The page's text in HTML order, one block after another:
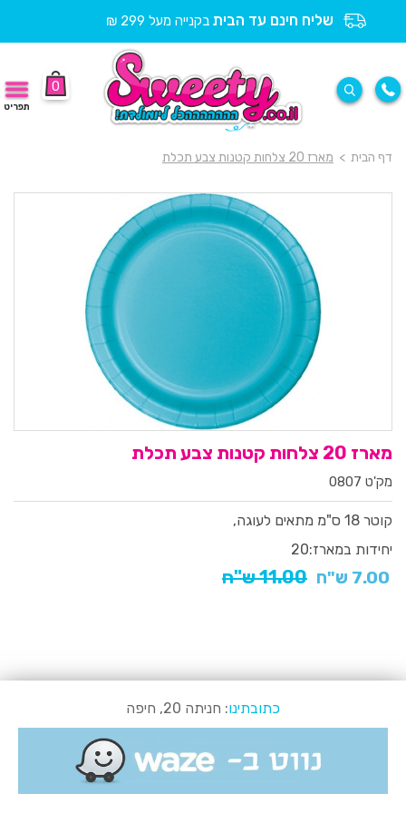
שליח חינם עד הבית בקנייה מעל 299 ₪
0
תפריט
דף הבית > מארז 20 צלחות קטנות צבע תכלת
מארז 20 צלחות קטנות צבע תכלת
מק'ט 0807
קוטר 18 ס"מ
מתאים לעוגה,
יחידות במארז:20
7.00 ש"ח 11.00 ש"ח
כתובתינו: חניתה 20, חיפה